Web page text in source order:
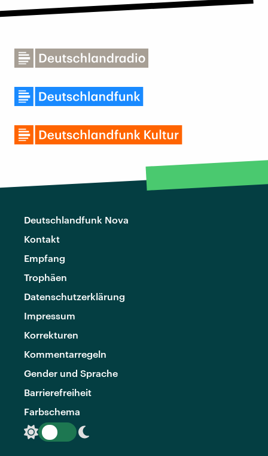
Deutschlandfunk Nova
Kontakt
Empfang
Trophäen
Datenschutzerklärung
Impressum
Korrekturen
Kommentarregeln
Gender und Sprache
Barrierefreiheit
Farbschema